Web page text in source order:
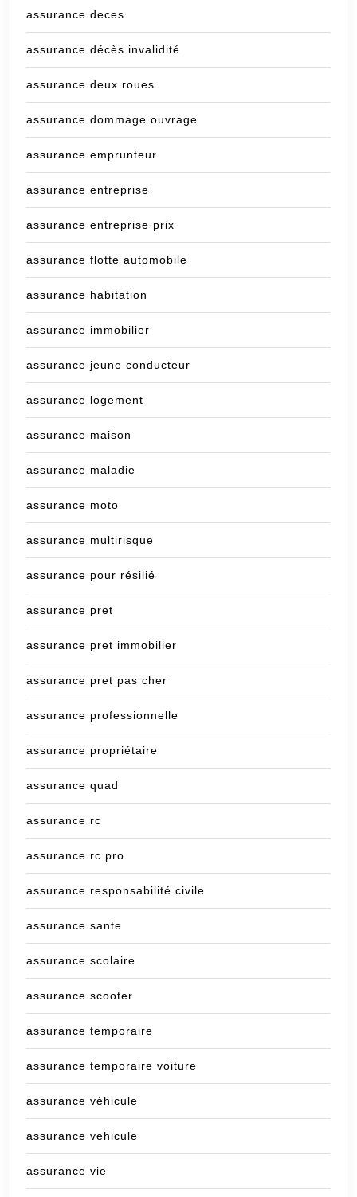
assurance deces
assurance décès invalidité
assurance deux roues
assurance dommage ouvrage
assurance emprunteur
assurance entreprise
assurance entreprise prix
assurance flotte automobile
assurance habitation
assurance immobilier
assurance jeune conducteur
assurance logement
assurance maison
assurance maladie
assurance moto
assurance multirisque
assurance pour résilié
assurance pret
assurance pret immobilier
assurance pret pas cher
assurance professionnelle
assurance propriétaire
assurance quad
assurance rc
assurance rc pro
assurance responsabilité civile
assurance sante
assurance scolaire
assurance scooter
assurance temporaire
assurance temporaire voiture
assurance véhicule
assurance vehicule
assurance vie